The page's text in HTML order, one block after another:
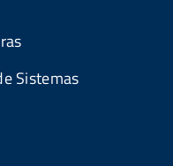
Sistemas